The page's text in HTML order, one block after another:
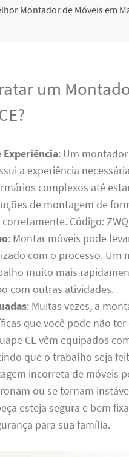
Montador de Móveis em
um
: Um
a experiência
complexos até
de montagem de
Código:
: Montar móveis pode
com o processo. Um
muito mais
com outras atividades.
: Muitas vezes, a
que você pode não
CE vêm equipados
que o trabalho seja
incorreta de móveis
ou se tornam
esteja segura e bem
para sua família.